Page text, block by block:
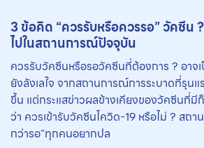
3 ข้อคิด “ควรรับหรือควรรอ” วัคซีน
ไปในสถานการณ์ปัจจุบัน
ควรรับวัคซีนหรือรอวัคซีนที่ต้องการ ? อาจ
ยังลังเลใจ จากสถานการณ์การระบาดที่รุน
ขึ้น แต่กระแสข่าวผลข้างเคียงของวัคซีนที่มี
ว่า ควรเข้ารับวัคซีนโควิด-19 หรือไม่ ? สถ
กว่ารอ”ทุกคนอยากปล